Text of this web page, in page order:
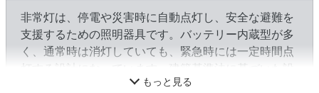
非常灯は、停電や災害時に自動点灯し、安全な避難を
支援するための照明器具です。バッテリー内蔵型が多
く、通常時は消灯していても、緊急時には一定時間点
灯する設計になっています。建築基準法に基づいた設
置が義務付けられており、商業施設、オフィス、病
もっと見る